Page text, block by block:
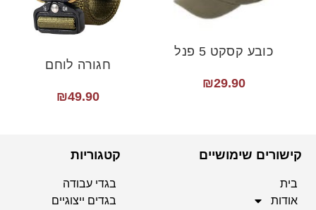
כובע קסקט 5 פנל
₪29.90
חגורה לוחם
₪49.90
קישורים שימושיים
בית
אודות
קטגוריות
בגדי עבודה
בגדים ייצוגיים